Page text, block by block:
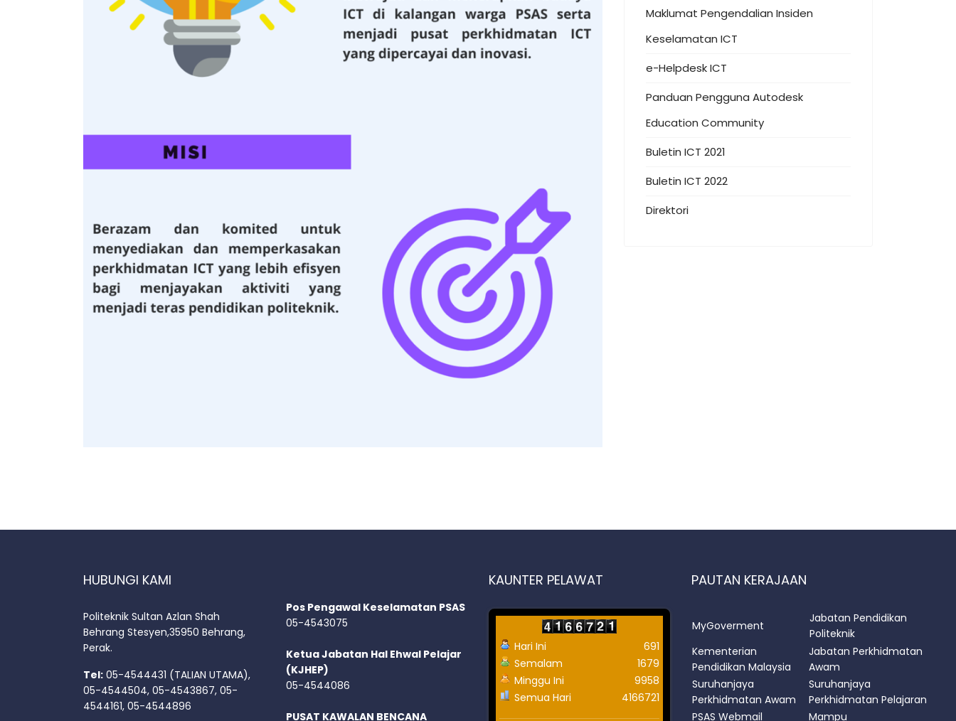
Maklumat Pengendalian Insiden
Keselamatan ICT
e-Helpdesk ICT
Panduan Pengguna Autodesk
Education Community
Buletin ICT 2021
Buletin ICT 2022
Direktori
HUBUNGI KAMI
Politeknik Sultan Azlan Shah
Behrang Stesyen,35950 Behrang,
Perak.
Tel: 05-4544431 (TALIAN UTAMA),
05-4544504, 05-4543867, 05-
4544161, 05-4544896
Pos Pengawal Keselamatan PSAS
05-4543075
Ketua Jabatan Hal Ehwal Pelajar
(KJHEP)
05-4544086
PUSAT KAWALAN BENCANA
KAUNTER PELAWAT
Hari Ini
Semalam
Minggu Ini
Semua Hari
691
1679
9958
4166721
PAUTAN KERAJAAN
MyGoverment
Jabatan Pendidikan
Politeknik
Kementerian
Pendidikan Malaysia
Jabatan Perkhidmatan
Awam
Suruhanjaya
Perkhidmatan Awam
Suruhanjaya
Perkhidmatan Pelajaran
PSAS Webmail
Mampu